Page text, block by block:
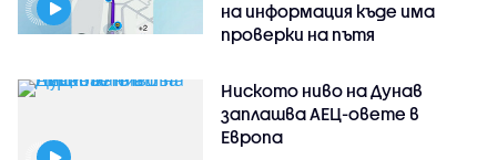
на информация къде има
проверки на пътя
Ниското ниво на Дунав
заплашва АЕЦ-овете в
Европа